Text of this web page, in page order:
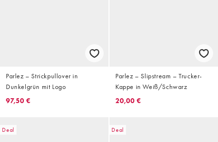
Parlez – Strickpullover in
Dunkelgrün mit Logo
97,50 €
Parlez – Slipstream – Trucker-
Kappe in Weiß/Schwarz
20,00 €
Deal Deal